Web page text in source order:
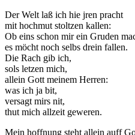
Der Welt laß ich hie jren pracht
mit hochmut stoltzen kallen:
Ob eins schon mir ein Gruden
es möcht noch selbs drein fallen.
Die Rach gib ich,
sols letzen mich,
allein Gott meinem Herren:
was ich ja bit,
versagt mirs nit,
thut mich allzeit geweren.
Mein hoffnung steht allein auff
sind nicht
optional.
Sie werden
benötigt,
damit die
Website
funktioniert.
Mit diesen